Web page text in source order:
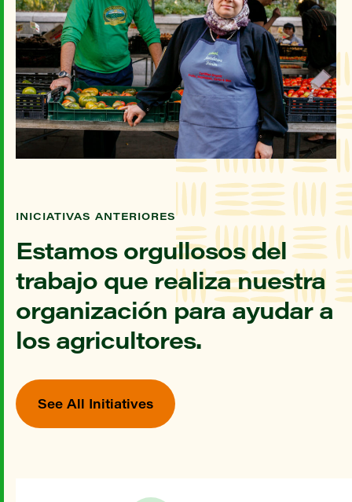
INICIATIVAS ANTERIORES
Estamos orgullosos del
trabajo que realiza nuestra
organización para ayudar a
los agricultores.
See All Initiatives